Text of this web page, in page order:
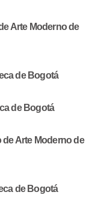
Arte Moderno de
de Bogotá
de Bogotá
de Arte Moderno de
de Bogotá